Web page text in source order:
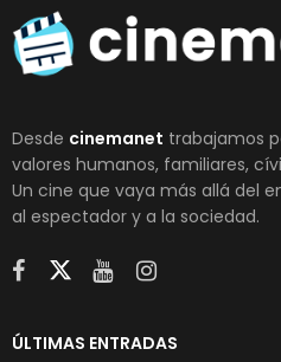
Desde cinemanet trabajamos
valores humanos, familiares,
Un cine que vaya más allá del
al espectador y a la sociedad.
ÚLTIMAS ENTRADAS